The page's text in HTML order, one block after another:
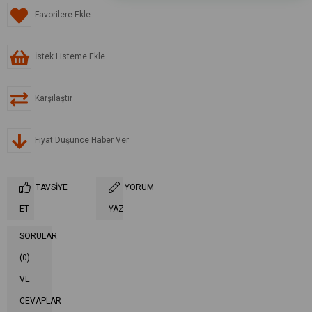
Favorilere Ekle
İstek Listeme Ekle
Karşılaştır
Fiyat Düşünce Haber Ver
TAVSIYE
ET
YORUM
YAZ
SORULAR
(0)
VE
CEVAPLAR